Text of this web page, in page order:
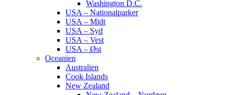
Washington D.C.
USA – Nationalparker
USA – Midt
USA – Syd
USA – Vest
USA – Øst
Oceanien
Australien
Cook Islands
New Zealand